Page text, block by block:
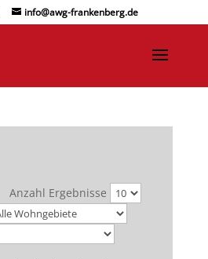
info@awg-frankenberg.de
Anzahl Ergebnisse